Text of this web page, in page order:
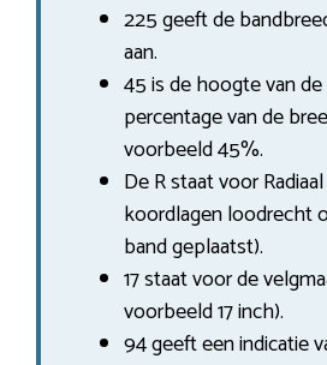
225 geeft de
aan.
45 is de hoogte van de
percentage van de
voorbeeld 45%.
De R staat voor
koordlagen loodrecht
band geplaatst).
17 staat voor de
voorbeeld 17 inch).
94 geeft een indicatie